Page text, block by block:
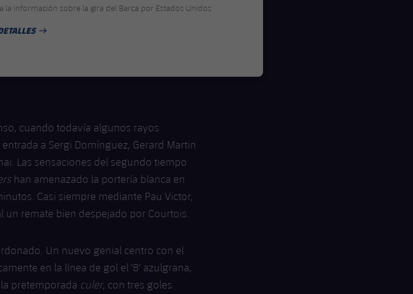
la información sobre la gira del Barça por Estados Unidos
cuando todavía algunos rayos
a Sergi Domínguez, Gerard Martin
Las sensaciones del segundo tiempo
han amenazado la portería blanca en
Casi siempre mediante Pau Victor,
remate bien despejado por Courtois.
Un nuevo genial centro con el
en la línea de gol el '8' azulgrana,
pretemporada culer, con tres goles.